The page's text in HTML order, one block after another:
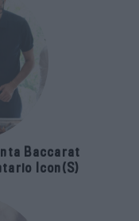
Baccarat
Icon(S)